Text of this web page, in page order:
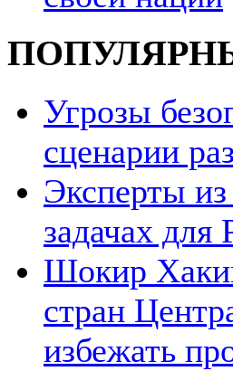
Угрозы
сценарии
Эксперты
задачах
Шокир
стран
избежать